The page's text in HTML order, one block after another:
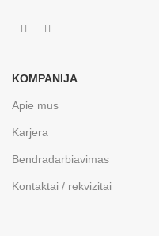
KOMPANIJA
Apie mus
Karjera
Bendradarbiavimas
Kontaktai / rekvizitai